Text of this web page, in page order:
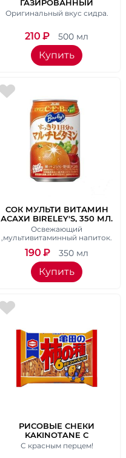
ГАЗИРОВАННЫЙ
SANGARIA "ЛИМОНАД",
500 МЛ.
Оригинальный вкус сидра.
210 ₽ 500 мл
Купить
СОК МУЛЬТИ ВИТАМИН
АСАХИ BIRELEY'S, 350 МЛ.
Освежающий
,мультивитаминный напиток.
190 ₽ 350 мл
Купить
РИСОВЫЕ СНЕКИ
KAKINOTANE С
АРАХИСОМ, ВЕС 190 ГР.
С красным перцем!